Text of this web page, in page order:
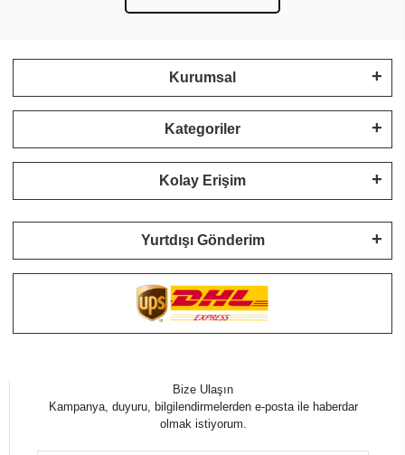
Kurumsal
Kategoriler
Kolay Erişim
Yurtdışı Gönderim
Bize Ulaşın
Kampanya, duyuru, bilgilendirmelerden e-posta ile haberdar
olmak istiyorum.